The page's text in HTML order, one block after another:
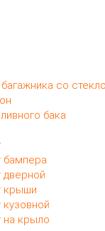
со
бака
бампера
дверной
крыши
на крыло